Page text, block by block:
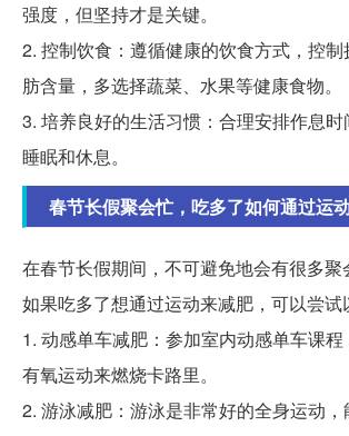
强度，但坚持才是关键。
2. 控制饮食：遵循健康的饮食方式，控
肪含量，多选择蔬菜、水果等健康食物。
3. 培养良好的生活习惯：合理安排作息
睡眠和休息。
春节长假聚会忙，吃多了如何通过运
在春节长假期间，不可避免地会有很多聚
如果吃多了想通过运动来减肥，可以尝试
1. 动感单车减肥：参加室内动感单车课
有氧运动来燃烧卡路里。
2. 游泳减肥：游泳是非常好的全身运动